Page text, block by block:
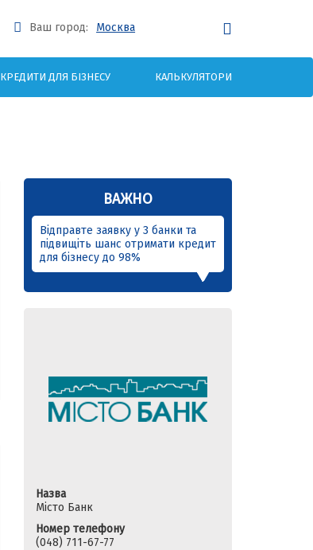
Ваш город: Москва
КРЕДИТИ ДЛЯ БІЗНЕСУ КАЛЬКУЛЯТОРИ
ВАЖНО
Відправте заявку у 3 банки та
підвищіть шанс отримати кредит
для бізнесу до 98%
Назва
Місто Банк
Номер телефону
(048) 711-67-77